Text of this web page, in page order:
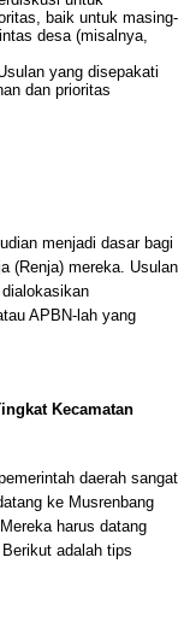
baik untuk masing-
desa (misalnya,
yang disepakati
dan prioritas
menjadi dasar bagi
(Renja) mereka. Usulan
APBN-lah yang
Kecamatan
daerah sangat
ke Musrenbang
harus datang
adalah tips